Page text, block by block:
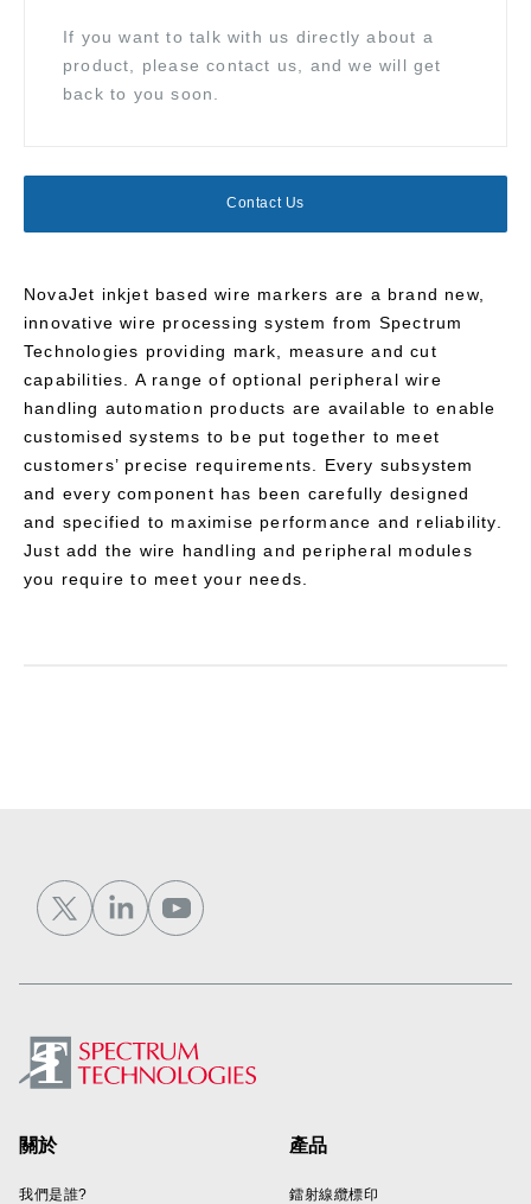
NovaJet inkjet based wire markers are a brand new,
innovative wire processing system from Spectrum
Technologies providing mark, measure and cut
capabilities. A range of optional peripheral wire
handling automation products are available to enable
customised systems to be put together to meet
customers’ precise requirements. Every subsystem
and every component has been carefully designed
and specified to maximise performance and reliability.
Just add the wire handling and peripheral modules
you require to meet your needs.
If you want to talk with us directly about a
product, please contact us, and we will get
back to you soon.
Contact Us
Footer
關於
我們是誰?
產品
鐳射線纜標印